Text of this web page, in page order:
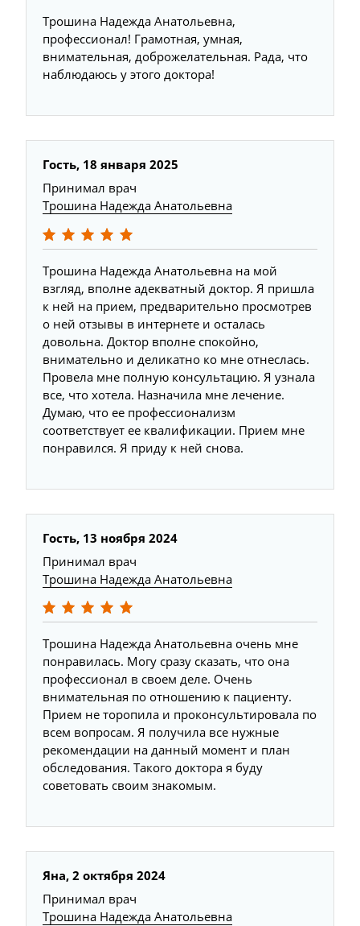
Трошина Надежда Анатольевна,
профессионал! Грамотная, умная,
внимательная, доброжелательная. Рада, что
наблюдаюсь у этого доктора!
Гость, 18 января 2025
Принимал врач
Трошина Надежда Анатольевна
Трошина Надежда Анатольевна на мой
взгляд, вполне адекватный доктор. Я пришла
к ней на прием, предварительно просмотрев
о ней отзывы в интернете и осталась
довольна. Доктор вполне спокойно,
внимательно и деликатно ко мне отнеслась.
Провела мне полную консультацию. Я узнала
все, что хотела. Назначила мне лечение.
Думаю, что ее профессионализм
соответствует ее квалификации. Прием мне
понравился. Я приду к ней снова.
Гость, 13 ноября 2024
Принимал врач
Трошина Надежда Анатольевна
Трошина Надежда Анатольевна очень мне
понравилась. Могу сразу сказать, что она
профессионал в своем деле. Очень
внимательная по отношению к пациенту.
Прием не торопила и проконсультировала по
всем вопросам. Я получила все нужные
рекомендации на данный момент и план
обследования. Такого доктора я буду
советовать своим знакомым.
Яна, 2 октября 2024
Принимал врач
Трошина Надежда Анатольевна